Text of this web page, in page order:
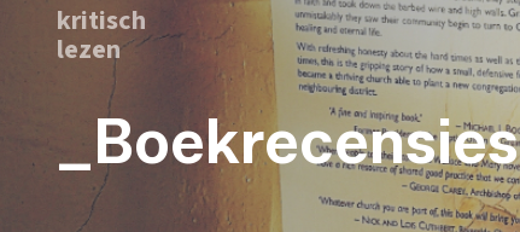
kritisch
lezen
_Boekrecensies